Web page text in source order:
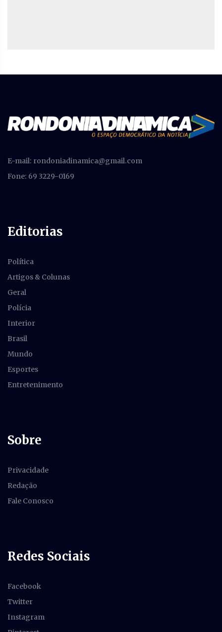
E-mail: rondoniadinamica@gmail.com
Fone: 69 3229-0169
Editorias
Política
Artigos & Colunas
Geral
Polícia
Interior
Brasil
Mundo
Esportes
Entretenimento
Sobre
Privacidade
Redação
Fale Conosco
Redes Sociais
Facebook
Twitter
Instagram